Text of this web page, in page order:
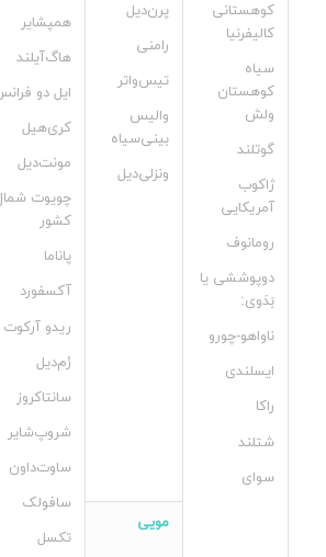
کوهستانی
کالیفرنیا
سیاه
کوهستان
ولش
گوتلند
ژاکوب
آمریکایی
رومانوف
دوپوششی یا
بَدَوی:
ناواهو-چورو
ایسلندی
راکا
شتلند
سوای
پرن‌دیل
رامنی
تیس‌واتر
والیس
بینی‌سیاه
ونزلی‌دیل
همپشایر
هاگ‌آیلند
ایل دو
کری‌هیل
مونت‌دیل
چویوت
کشور
پاناما
آکسفورد
ریدو آرکوت
رُم‌دیل
سانتاکروز
شروپ‌شایر
ساوت‌داون
سافولک
تکسل
مویی